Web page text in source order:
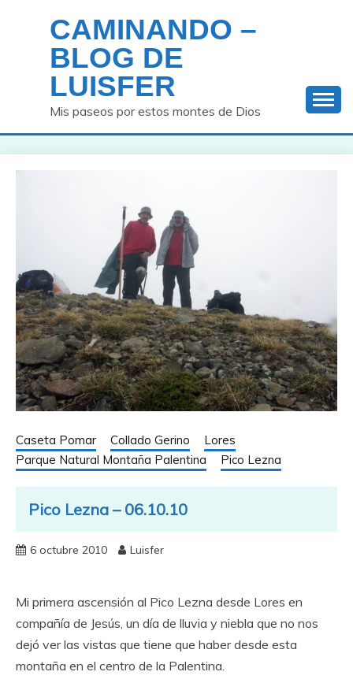
contenido
CAMINANDO –
BLOG DE
LUISFER
Mis paseos por estos montes de Dios
Caseta Pomar Collado Gerino
Lores
Parque Natural Montaña Palentina
Pico Lezna
Pico Lezna – 06.10.10
6 octubre 2010 Luisfer
Mi primera ascensión al Pico Lezna desde Lores en
compañía de Jesús, un día de lluvia y niebla que no nos
dejó ver las vistas que tiene que haber desde esta
montaña en el centro de la Palentina.